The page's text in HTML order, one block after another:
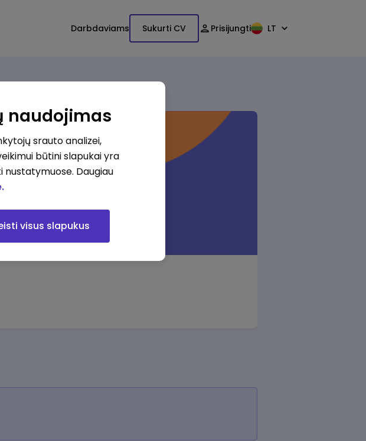
Darbdaviams Sukurti CV Prisijungti LT
naudojimas
srauto analizei,
būtini slapukai yra
nustatymuose. Daugiau
visus slapukus